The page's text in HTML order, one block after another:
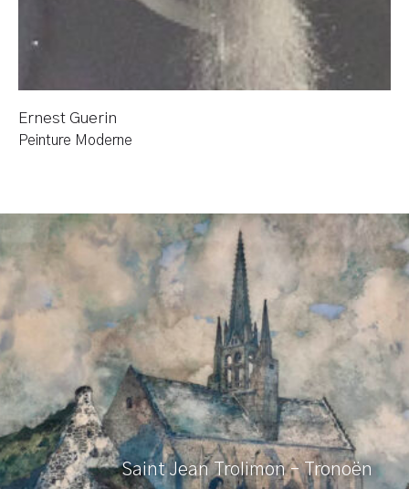
Ernest Guerin
Peinture Moderne
Saint Jean Trolimon – Tronoën